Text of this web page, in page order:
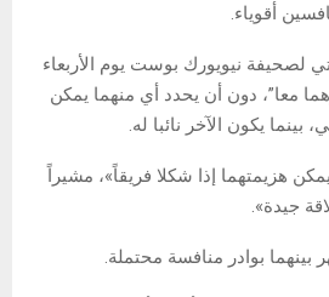
أقوياء.
نيويورك بوست يوم الأربعاء
معا”، دون أن يحدد أي منهما يمكن
يكون الآخر نائبا له.
هزيمتهما إذا شكلا فريقاً»، مشيراً
جيدة».
بينهما بوادر منافسة محتملة.